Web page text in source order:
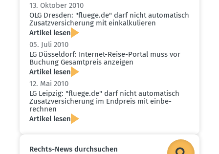
13. Oktober 2010
OLG Dresden: "fluege.​de" darf nicht automa­tisch
Zusatz­ver­si­cherung mit einkal­ku­lieren
Artikel lesen
05. Juli 2010
LG Düsseldorf: Internet-Reise-Portal muss vor
Buchung Gesamt­preis anzeigen
Artikel lesen
12. Mai 2010
LG Leipzig: "fluege.​de" darf nicht automa­tisch
Zusatz­ver­si­cherung im Endpreis mit einbe­
rechnen
Artikel lesen
Rechts-News durch­suchen